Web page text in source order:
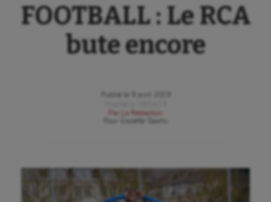
FOOTBALL : Le RCA
bute encore
Publié le
9 avril 2019
Par
La Rédaction
Gazette Sports